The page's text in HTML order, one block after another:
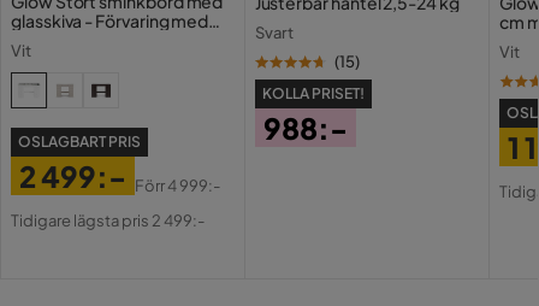
glasskiva - Förvaring med
Vit
OSLAGBART PRIS
Pris
2 499:-
Original
Förr4 999:-
Tidigare lägsta pris 2 499:-
Svart
(15)
KOLLA PRISET!
988:-
cm
Vit
1